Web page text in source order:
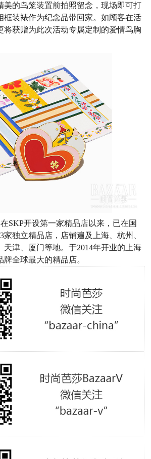
美的鸟笼装置前拍照留念，现场即可打
框装裱作为纪念品带回家。如顾客在活
将获赠为此次活动专属定制的爱情鸟胸
SKP开设第一家精品店以来，已在国
3家独立精品店，店铺遍及上海、杭州、
天津、厦门等地。于2014年开业的上海
全球最大的精品店。